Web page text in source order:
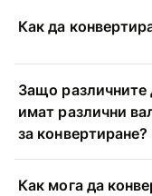
Как да
Защо различните
имат различни
за конвертиране?
Как мога да